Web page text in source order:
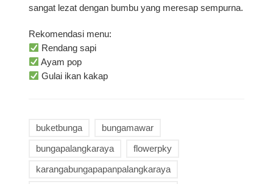
sangat lezat dengan bumbu yang meresap sempurna.
Rekomendasi menu:
Rendang sapi
Ayam pop
Gulai ikan kakap
buketbunga bungamawar
bungapalangkaraya flowerpky
karangabungapapanpalangkaraya